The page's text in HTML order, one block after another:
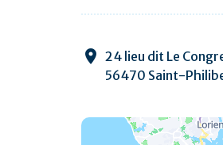
24 lieu dit Le
56470 Saint-